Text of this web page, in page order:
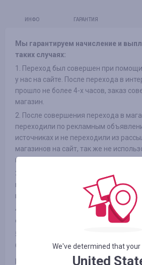
ИНФО ГАРАНТИЯ
Мы гарантируем начисление и
таких случаях:
1. Переход был совершен при
у нас на сайте. После перехода в
прошло не более 4-х часов, заказ
магазин.
2. После совершения перехода в
переходили по рекламным
источниках и не переходили из
магазинов на сайт, так же не
промокоды
3. Выбранный Вами товар участвует в
некоторых интернет-магазинах есть
категории, смотрите вкладку
4. После оплаты товара Вами в
отказались от товара по каким либо
5. Вы не используете или отключили
блокировщики рекламы, такие как
Гарантируем выплату заработанных
We've determined that your
United